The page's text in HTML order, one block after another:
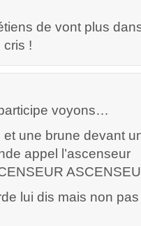
de vont plus
cris !
voyons…
et une brune devant
appel l’ascenseur
lui dis mais non